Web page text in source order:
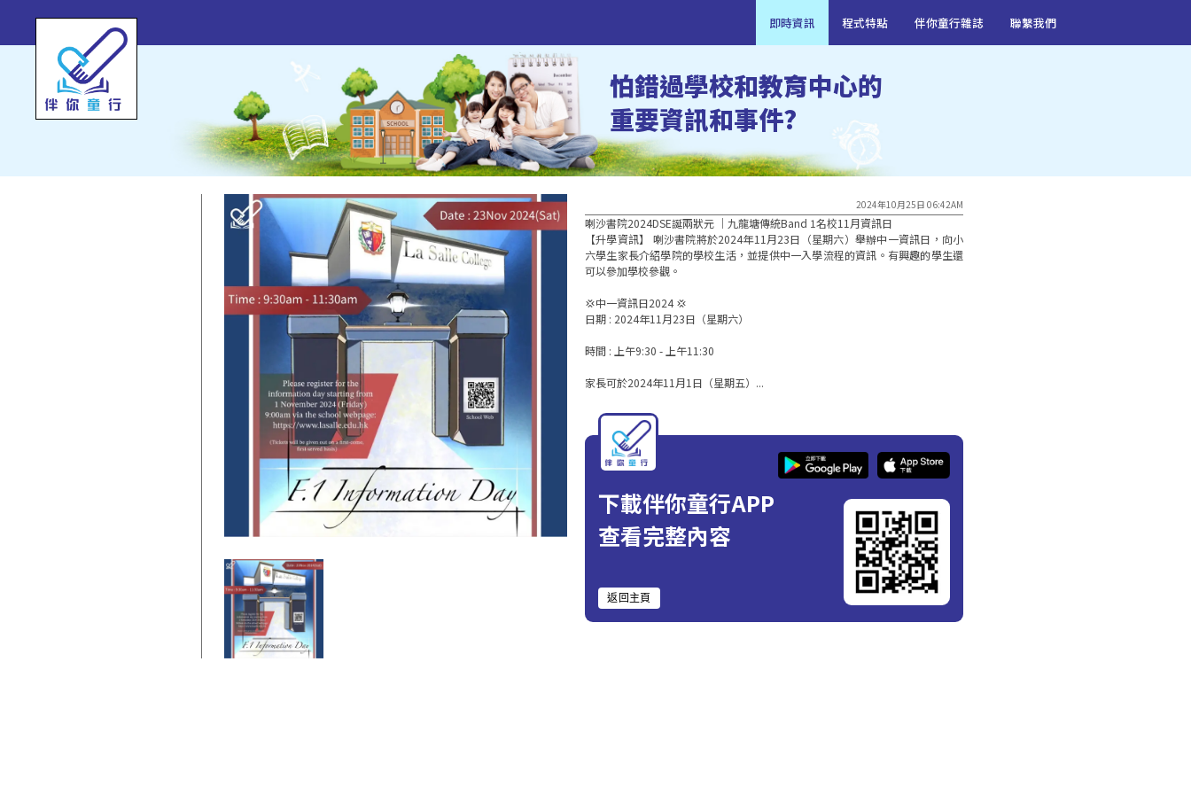
即時資訊 程式特點 伴你童行雜誌 聯繫我們
怕錯過學校和教育中心的
重要資訊和事件?
2024年10月25日 06:42AM
喇沙書院2024DSE誕兩狀元 ｜九龍塘傳統Band 1名校11月資訊日
【升學資訊】 喇沙書院將於2024年11月23日（星期六）舉辦中一資訊日，向小
六學生家長介紹學院的學校生活，並提供中一入學流程的資訊。有興趣的學生還
可以參加學校參觀。
💢中一資訊日2024 💢
日期 : 2024年11月23日（星期六）
時間 : 上午9:30 - 上午11:30
家長可於2024年11月1日（星期五）...
下載伴你童行APP
查看完整內容
返回主頁